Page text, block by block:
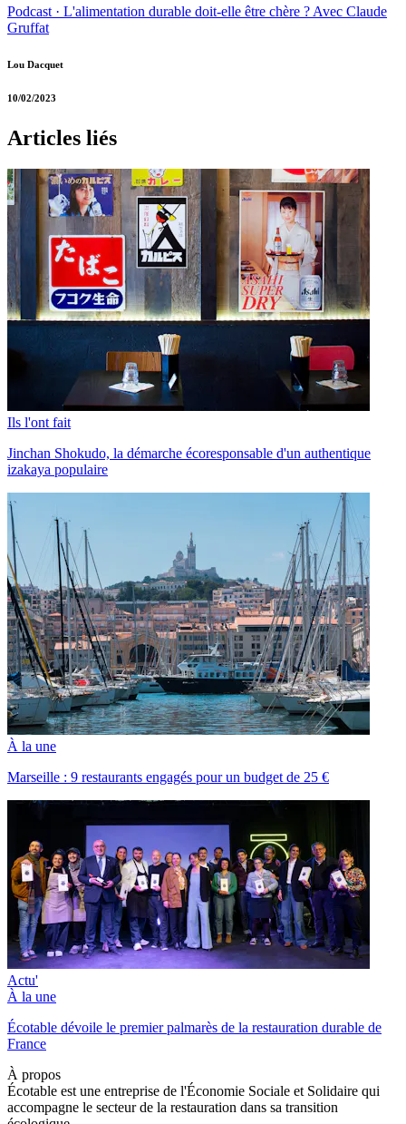
Podcast · L'alimentation durable doit-elle être chère ? Avec Claude
Gruffat
Lou Dacquet
10/02/2023
Articles liés
Ils l'ont fait
Jinchan Shokudo, la démarche écoresponsable d'un authentique
izakaya populaire
À la une
Marseille : 9 restaurants engagés pour un budget de 25 €
Actu'
À la une
Écotable dévoile le premier palmarès de la restauration durable de
France
À propos
Écotable est une entreprise de l'Économie Sociale et Solidaire qui
accompagne le secteur de la restauration dans sa transition